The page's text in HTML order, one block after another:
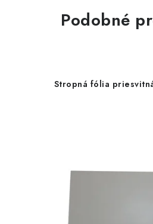
Podobné
Stropná fólia